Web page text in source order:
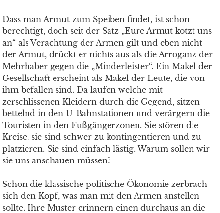
Dass man Armut zum Speiben findet, ist schon
berechtigt, doch seit der Satz „Eure Armut kotzt uns
an“ als Verachtung der Armen gilt und eben nicht
der Armut, drückt er nichts aus als die Arroganz der
Mehrhaber gegen die „Minderleister“. Ein Makel der
Gesellschaft erscheint als Makel der Leute, die von
ihm befallen sind. Da laufen welche mit
zerschlissenen Kleidern durch die Gegend, sitzen
bettelnd in den U-Bahnstationen und verärgern die
Touristen in den Fußgängerzonen. Sie stören die
Kreise, sie sind schwer zu kontingentieren und zu
platzieren. Sie sind einfach lästig. Warum sollen wir
sie uns anschauen müssen?
Schon die klassische politische Ökonomie zerbrach
sich den Kopf, was man mit den Armen anstellen
sollte. Ihre Muster erinnern einen durchaus an die